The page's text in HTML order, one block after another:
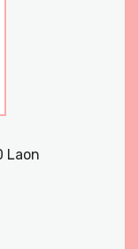
Laon